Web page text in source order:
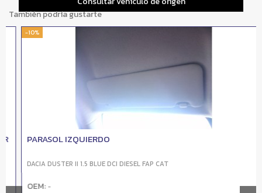
También podría gustarte
-10%
PARASOL IZQUIERDO
DACIA DUSTER II 1.5 BLUE DCI DIESEL FAP CAT
OEM:-